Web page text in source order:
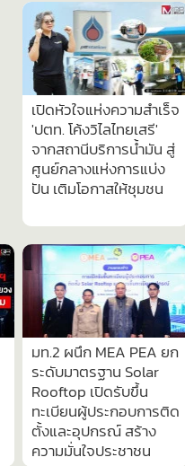
เปิดหัวใจแห่งความสำเร็จ
'ปตท. โค้งวิไลไทยเสรี'
จากสถานีบริการน้ำมัน สู่
ศูนย์กลางแห่งการแบ่ง
ปัน เติมโอกาสให้ชุมชน
มท.2 ผนึก MEA PEA ยก
ระดับมาตรฐาน Solar
Rooftop เปิดรับขึ้น
ทะเบียนผู้ประกอบการติด
ตั้งและอุปกรณ์ สร้าง
ความมั่นใจประชาชน